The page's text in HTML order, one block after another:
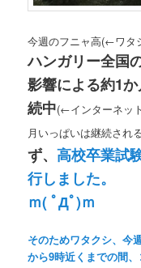
今週のフニャ高(←ワタ
ハンガリー全国
影響による約1
続中(←インターネッ
月いっぱいは継続され
ず、高校卒業試
行しました。
ｍ( ﾟДﾟ)ｍ
そのためワタクシ、今
から9時近くまでの間